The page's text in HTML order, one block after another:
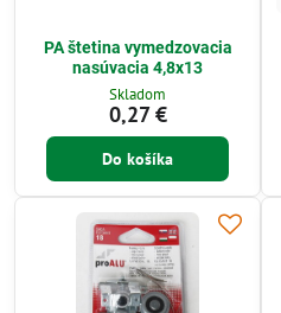
PA štetina vymedzovacia
nasúvacia 4,8x13
Skladom
0,27 €
Do košíka